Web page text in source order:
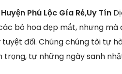
Phú Lộc Gía Rẻ,Uy Tín
bó hoa đẹp mắt, nhưng
đối. Chúng chúng tôi tự
tự những ngày sanh